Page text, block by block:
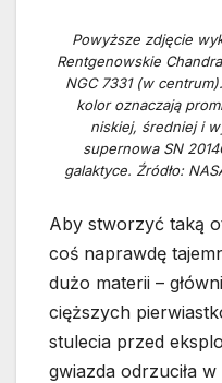
Powyższe zdjęcie
Rentgenowskie
NGC 7331 (w
kolor oznaczają
niskiej, średniej i
supernowa SN
galaktyce. Źródło:
Aby stworzyć taką
coś naprawdę
dużo materii –
cięższych
stulecia przed
gwiazda odrzuciła